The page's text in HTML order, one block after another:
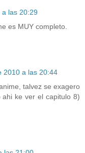
a las 20:29
es MUY completo.
2010 a las 20:44
talvez se exagero
ke ver el capitulo 8)